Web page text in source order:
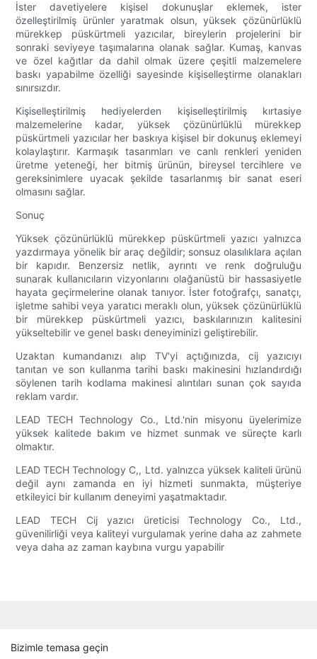
İster davetiyelere kişisel dokunuşlar eklemek, ister
özelleştirilmiş ürünler yaratmak olsun, yüksek çözünürlüklü
mürekkep püskürtmeli yazıcılar, bireylerin projelerini bir
sonraki seviyeye taşımalarına olanak sağlar. Kumaş, kanvas
ve özel kağıtlar da dahil olmak üzere çeşitli malzemelere
baskı yapabilme özelliği sayesinde kişiselleştirme olanakları
sınırsızdır.
Kişiselleştirilmiş hediyelerden kişiselleştirilmiş kırtasiye
malzemelerine kadar, yüksek çözünürlüklü mürekkep
püskürtmeli yazıcılar her baskıya kişisel bir dokunuş eklemeyi
kolaylaştırır. Karmaşık tasarımları ve canlı renkleri yeniden
üretme yeteneği, her bitmiş ürünün, bireysel tercihlere ve
gereksinimlere uyacak şekilde tasarlanmış bir sanat eseri
olmasını sağlar.
Sonuç
Yüksek çözünürlüklü mürekkep püskürtmeli yazıcı yalnızca
yazdırmaya yönelik bir araç değildir; sonsuz olasılıklara açılan
bir kapıdır. Benzersiz netlik, ayrıntı ve renk doğruluğu
sunarak kullanıcıların vizyonlarını olağanüstü bir hassasiyetle
hayata geçirmelerine olanak tanıyor. İster fotoğrafçı, sanatçı,
işletme sahibi veya yaratıcı meraklı olun, yüksek çözünürlüklü
bir mürekkep püskürtmeli yazıcı, baskılarınızın kalitesini
yükseltebilir ve genel baskı deneyiminizi geliştirebilir.
Uzaktan kumandanızı alıp TV'yi açtığınızda, cij yazıcıyı
tanıtan ve son kullanma tarihi baskı makinesini hızlandırdığı
söylenen tarih kodlama makinesi alıntıları sunan çok sayıda
reklam vardır.
LEAD TECH Technology Co., Ltd.'nin misyonu üyelerimize
yüksek kalitede bakım ve hizmet sunmak ve süreçte karlı
olmaktır.
LEAD TECH Technology C,, Ltd. yalnızca yüksek kaliteli ürünü
değil aynı zamanda en iyi hizmeti sunmakta, müşteriye
etkileyici bir kullanım deneyimi yaşatmaktadır.
LEAD TECH Cij yazıcı üreticisi Technology Co., Ltd.,
güvenilirliği veya kaliteyi vurgulamak yerine daha az zahmete
veya daha az zaman kaybına vurgu yapabilir
Bizimle temasa geçin